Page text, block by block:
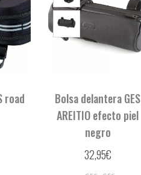
road
Bolsa delantera GES
AREITIO efecto piel
negro
32,95€